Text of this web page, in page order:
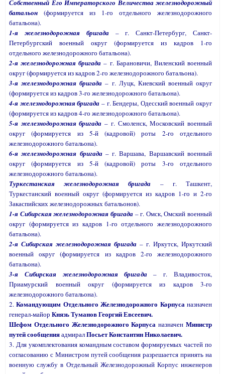
Собственный Его Императорского Величества железнодорожный
батальон (формируется из 1-го отдельного железнодорожного
батальона).
1-я железнодорожная бригада– г. Санкт-Петербург, Санкт-
Петербургский военный округ (формируется из кадров 1-го
отдельного железнодорожного батальона).
2-я железнодорожная бригада – г. Барановичи, Виленский военный
округ (формируется из кадров 2-го железнодорожного батальона).
3-я железнодорожная бригада – г. Луцк, Киевский военный округ
(формируется из кадров 3-го железнодорожного батальона).
4-я железнодорожная бригада – г. Бендеры, Одесский военный округ
(формируется из кадров 4-го железнодорожного батальона).
5-я железнодорожная бригада – г. Смоленск, Московский военный
округ (формируется из 5-й (кадровой) роты 2-го отдельного
железнодорожного батальона).
6-я железнодорожная бригада– г. Варшава, Варшавский военный
округ (формируется из 5-й (кадровой) роты 3-го отдельного
железнодорожного батальона).
Туркестанская железнодорожная бригада – г. Ташкент,
Туркестанский военный округ (формируется из кадров 1-го и 2-го
Закаспийских железнодорожных батальонов).
1-я Сибирская железнодорожная бригада– г. Омск, Омский военный
округ (формируется из кадров 1-го отдельного железнодорожного
батальона).
2-я Сибирская железнодорожная бригада – г. Иркутск, Иркутский
военный округ (формируется из кадров 2-го железнодорожного
батальона).
3-я Сибирская железнодорожная бригада– г. Владивосток,
Приамурский военный округ (формируется из кадров 3-го
железнодорожного батальона).
2.Командующим Отдельного Железнодорожного Корпусаназначен
генерал-майор Князь Туманов Георгий Евсеевич.
Шефом Отдельного Железнодорожного Корпусаназначен Министр
путей сообщенияадмиралПосьет Константин Николаевич.
3. Для укомплектования командным составом формируемых частей по
согласованию с Министром путей сообщения разрешается принять на
военную службу в Отдельный Железнодорожный Корпус инженеров